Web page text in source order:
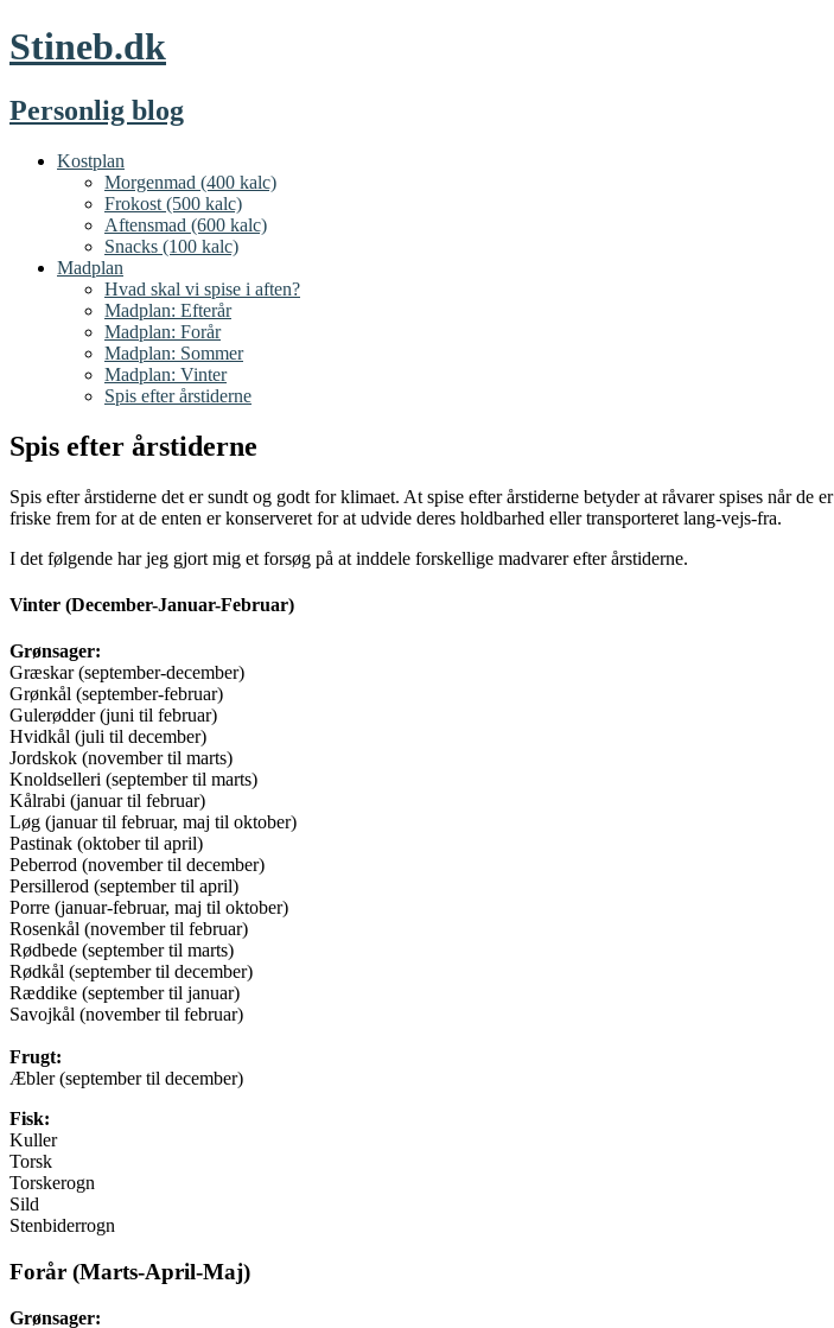
Stineb.dk
Personlig blog
Kostplan
Morgenmad (400 kalc)
Frokost (500 kalc)
Aftensmad (600 kalc)
Snacks (100 kalc)
Madplan
Hvad skal vi spise i aften?
Madplan: Efterår
Madplan: Forår
Madplan: Sommer
Madplan: Vinter
Spis efter årstiderne
Spis efter årstiderne
Spis efter årstiderne det er sundt og godt for klimaet. At spise efter årstiderne betyder at råvarer spises når de er
friske frem for at de enten er konserveret for at udvide deres holdbarhed eller transporteret lang-vejs-fra.
I det følgende har jeg gjort mig et forsøg på at inddele forskellige madvarer efter årstiderne.
Vinter (December-Januar-Februar)
Grønsager:
Græskar (september-december)
Grønkål (september-februar)
Gulerødder (juni til februar)
Hvidkål (juli til december)
Jordskok (november til marts)
Knoldselleri (september til marts)
Kålrabi (januar til februar)
Løg (januar til februar, maj til oktober)
Pastinak (oktober til april)
Peberrod (november til december)
Persillerod (september til april)
Porre (januar-februar, maj til oktober)
Rosenkål (november til februar)
Rødbede (september til marts)
Rødkål (september til december)
Ræddike (september til januar)
Savojkål (november til februar)
Frugt:
Æbler (september til december)
Fisk:
Kuller
Torsk
Torskerogn
Sild
Stenbiderrogn
Forår (Marts-April-Maj)
Grønsager: